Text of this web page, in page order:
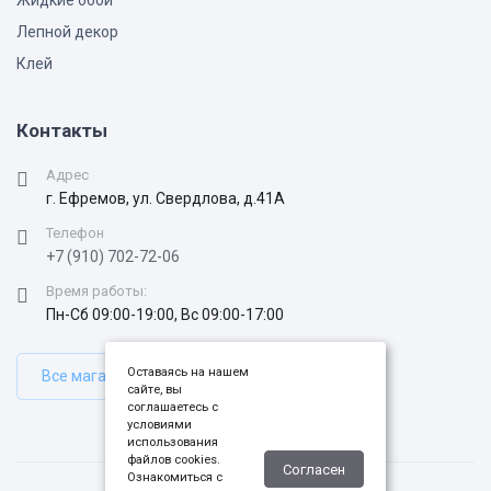
Лепной декор
Клей
Контакты
Адрес
г. Ефремов, ул. Свердлова, д.41А
Телефон
+7 (910) 702-72-06
Время работы:
Пн-Сб 09:00-19:00, Вс 09:00-17:00
Все магазиныОставаясь на нашем
сайте, вы
соглашаетесь с
условиями
использования
файлов cookies.
Ознакомиться с
Согласен